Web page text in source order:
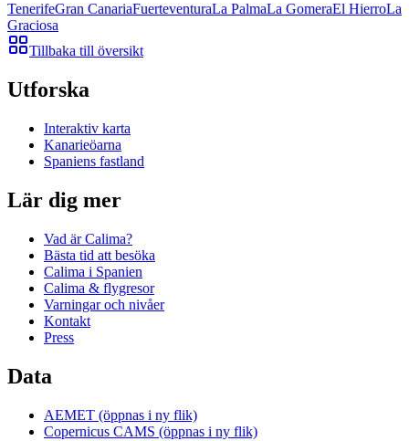
TenerifeGran CanariaFuerteventuraLa PalmaLa GomeraEl HierroLa
Graciosa
Tillbaka till översikt
Utforska
Interaktiv karta
Kanarieöarna
Spaniens fastland
Lär dig mer
Vad är Calima?
Bästa tid att besöka
Calima i Spanien
Calima & flygresor
Varningar och nivåer
Kontakt
Press
Data
AEMET (öppnas i ny flik)
Copernicus CAMS (öppnas i ny flik)